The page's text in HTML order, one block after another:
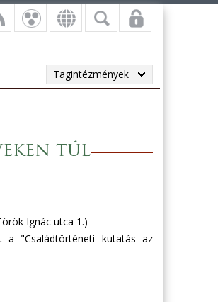
Tagintézmények
túl
Ignác utca 1.)
a "Családtörténeti kutatás az